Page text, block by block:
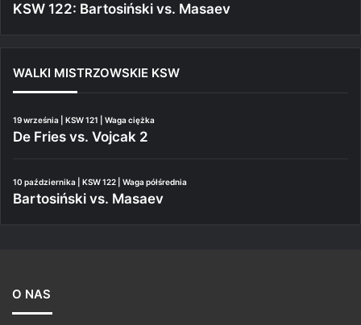
KSW 122: Bartosiński vs. Masaev
WALKI MISTRZOWSKIE KSW
19 września | KSW 121 | Waga ciężka
De Fries vs. Vojcak 2
10 października | KSW 122 | Waga półśrednia
Bartosiński vs. Masaev
O NAS